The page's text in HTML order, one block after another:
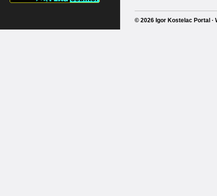
© 2026 Igor Kostelac Portal